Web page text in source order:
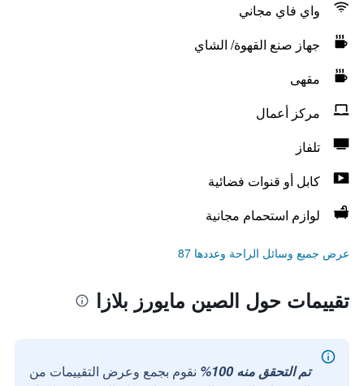
واي فاي مجاني
جهاز صنع القهوة/ الشاي
مقهى
مركز أعمال
تلفاز
كابل أو قنوات فضائية
لوازم استحمام مجانية
عرض جميع وسائل الراحة وعددها 87
تقييمات حول الصين مايورز بلازا
تم التحقق منه 100%
نقوم بجمع وعرض التقييمات من